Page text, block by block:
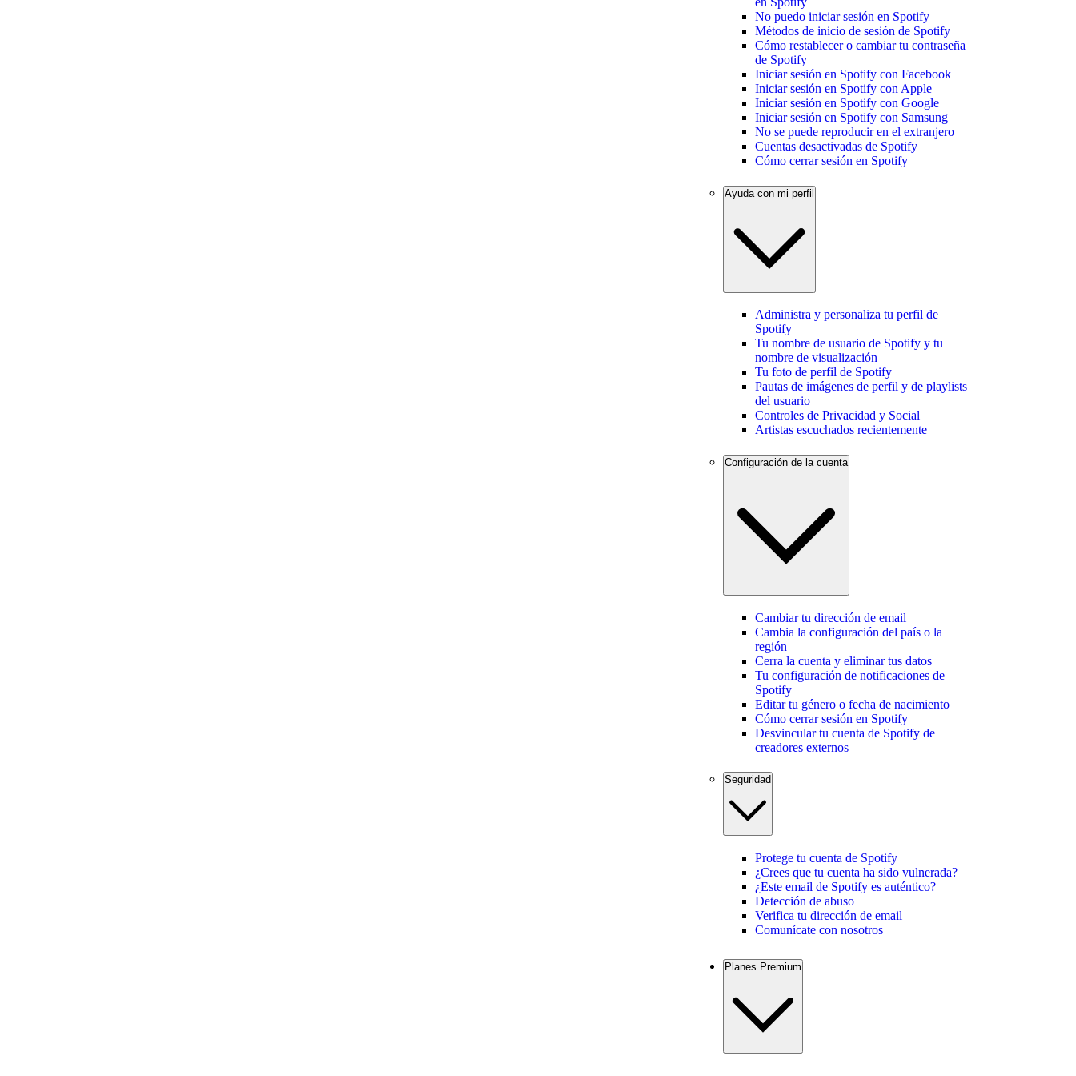
No puedo iniciar sesión en Spotify
Métodos de inicio de sesión de Spotify
Cómo restablecer o cambiar tu contraseña
de Spotify
Iniciar sesión en Spotify con Facebook
Iniciar sesión en Spotify con Apple
Iniciar sesión en Spotify con Google
Iniciar sesión en Spotify con Samsung
No se puede reproducir en el extranjero
Cuentas desactivadas de Spotify
Cómo cerrar sesión en Spotify
Ayuda con mi perfil
Administra y personaliza tu perfil de
Spotify
Tu nombre de usuario de Spotify y tu
nombre de visualización
Tu foto de perfil de Spotify
Pautas de imágenes de perfil y de playlists
del usuario
Controles de Privacidad y Social
Artistas escuchados recientemente
Configuración de la cuenta
Cambiar tu dirección de email
Cambia la configuración del país o la
región
Cerra la cuenta y eliminar tus datos
Tu configuración de notificaciones de
Spotify
Editar tu género o fecha de nacimiento
Cómo cerrar sesión en Spotify
Desvincular tu cuenta de Spotify de
creadores externos
Seguridad
Protege tu cuenta de Spotify
¿Crees que tu cuenta ha sido vulnerada?
¿Este email de Spotify es auténtico?
Detección de abuso
Verifica tu dirección de email
Comunícate con nosotros
Planes Premium